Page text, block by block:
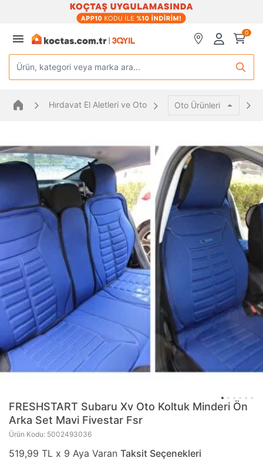
0
Ürün, kategori veya marka ara...
Hırdavat El Aletleri ve Oto Oto Ürünleri
FRESHSTART Subaru Xv Oto Koltuk Minderi Ön
Arka Set Mavi Fivestar Fsr
Ürün Kodu: 5002493036
519,99 TL x 9 Aya Varan Taksit Seçenekleri